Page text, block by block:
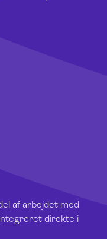
af arbejdet med
direkte i